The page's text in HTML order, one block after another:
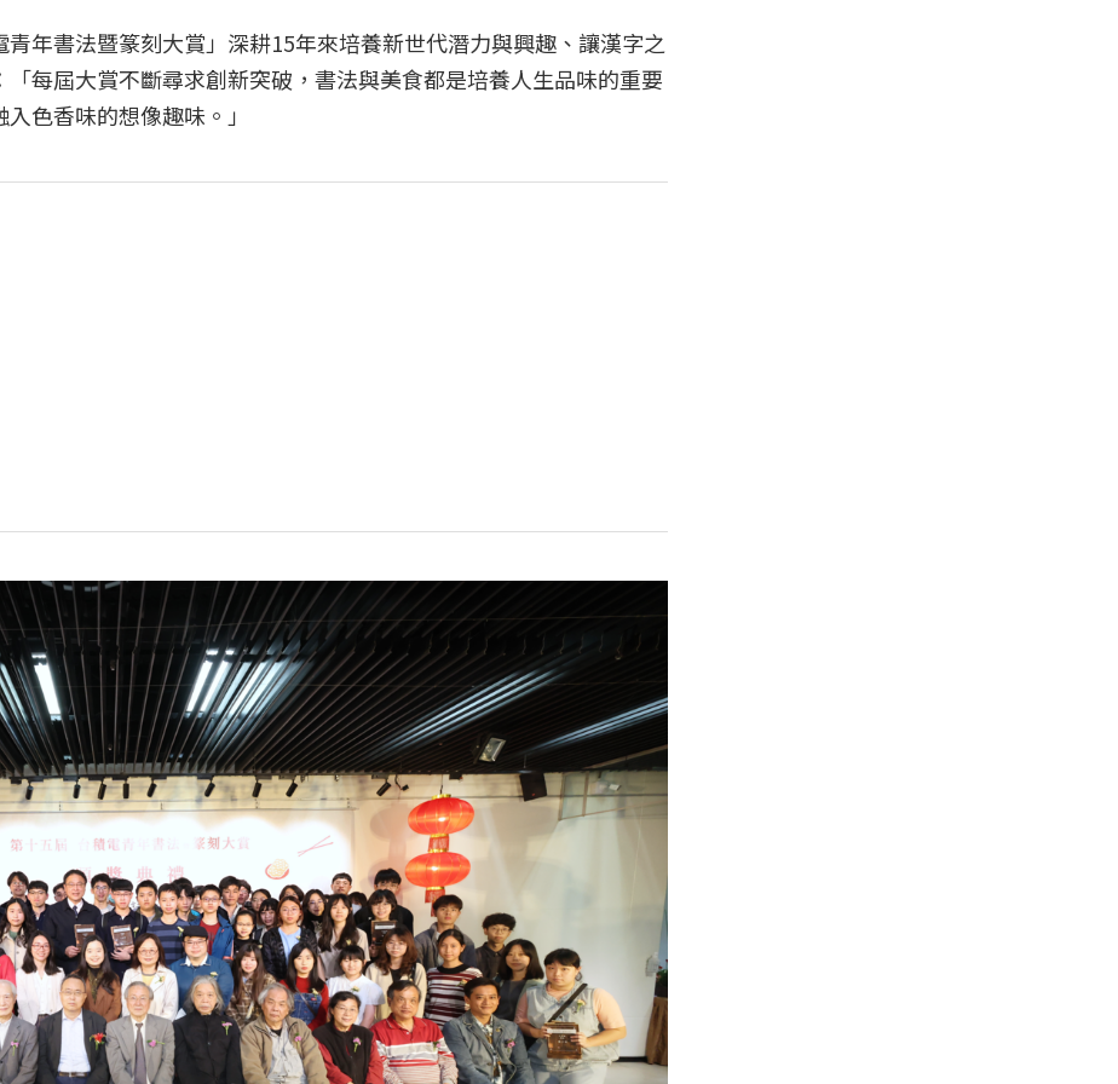
年書法暨篆刻大賞」深耕15年來培養新世代潛力與興趣、讓漢字之
每屆大賞不斷尋求創新突破，書法與美食都是培養人生品味的重要
色香味的想像趣味。」